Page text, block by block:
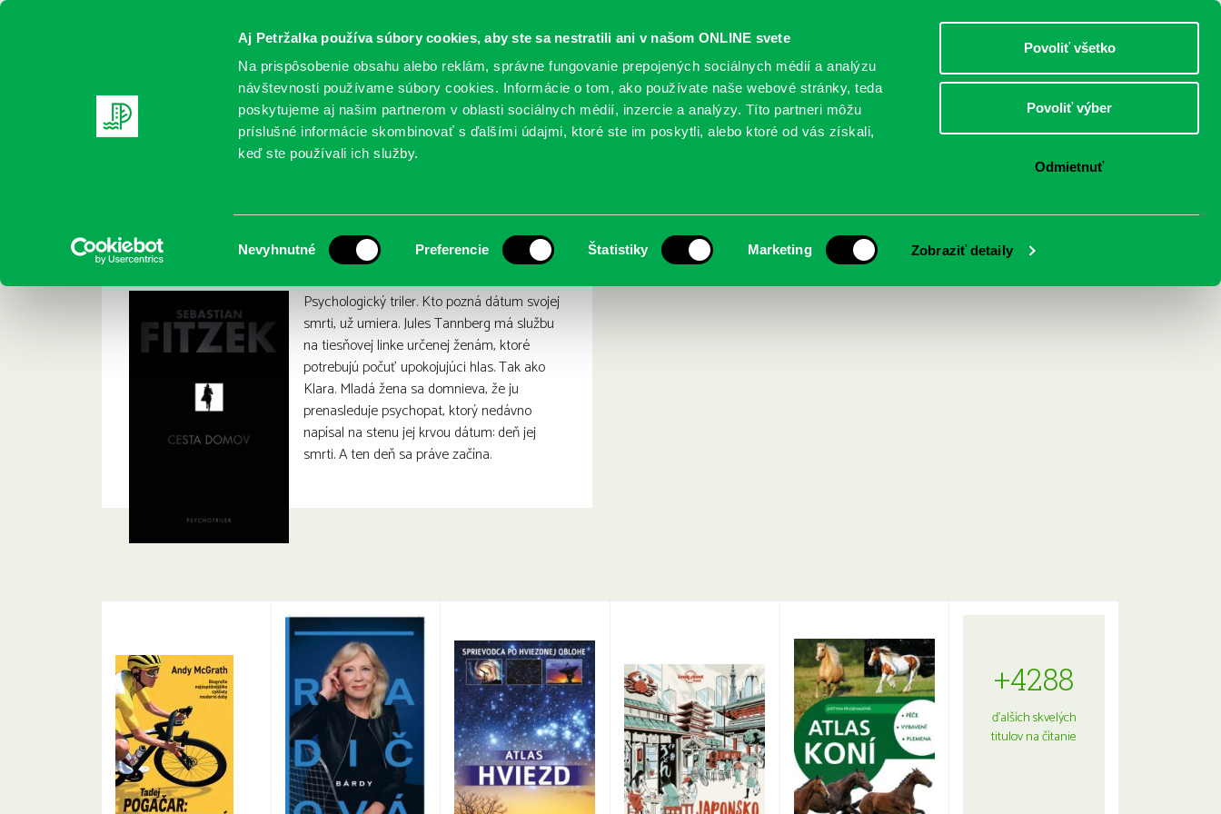
Aj Petržalka používa súbory cookies, aby ste sa nestratili ani v našom ONLINE svete
Na prispôsobenie obsahu alebo reklám, správne fungovanie prepojených sociálnych médií a analýzu
návštevnosti používame súbory cookies. Informácie o tom, ako používate naše webové stránky, teda
poskytujeme aj našim partnerom v oblasti sociálnych médií, inzercie a analýzy. Títo partneri môžu
príslušné informácie skombinovať s ďalšími údajmi, ktoré ste im poskytli, alebo ktoré od vás získali,
keď ste používali ich služby.
súhlasu
Nevyhnutné Preferencie Štatistiky Marketing Zobraziť detaily
Povoliť všetko
Povoliť výber
Odmietnuť
DOSPELÍ
REGISTRUJTE SA ONLINE KATALÓGY SLUŽBY PODUJATIA POBOČKY O KNIŽNICI
Fitzek, S.: Cesta domov
Psychologický triler. Kto pozná dátum svojej
smrti, už umiera. Jules Tannberg má službu
na tiesňovej linke určenej ženám, ktoré
potrebujú počuť upokojujúci hlas. Tak ako
Klara. Mladá žena sa domnieva, že ju
prenasleduje psychopat, ktorý nedávno
napísal na stenu jej krvou dátum: deň jej
smrti. A ten deň sa práve začína.
+4288
ďalších skvelých
titulov na čítanie